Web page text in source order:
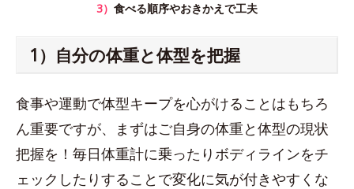
3） 食べる順序やおきかえで工夫
1）自分の体重と体型を把握
食事や運動で体型キープを心がけることはもちろ
ん重要ですが、まずはご自身の体重と体型の現状
把握を！毎日体重計に乗ったりボディラインをチ
ェックしたりすることで変化に気が付きやすくな